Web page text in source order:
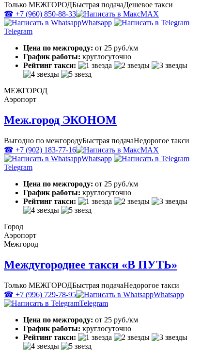
Только МЕЖГОРОДБыстрая подачаДешевое такси
☎ +7 (960) 850-88-33
MAX
Whatsapp
Telegram
Цена по межгороду: от 25 руб./км
График работы: круглосуточно
Рейтинг такси:
МЕЖГОРОД
Аэропорт
Меж.город ЭКОНОМ
Выгодно по межгородуБыстрая подачаНедорогое такси
☎ +7 (902) 183-77-16
MAX
Whatsapp
Telegram
Цена по межгороду: от 25 руб./км
График работы: круглосуточно
Рейтинг такси:
Город
Аэропорт
Межгород
Междугороднее такси «В ПУТЬ»
Только МЕЖГОРОДБыстрая подачаНедорогое такси
☎ +7 (996) 729-78-95
Whatsapp
Telegram
Цена по межгороду: от 25 руб./км
График работы: круглосуточно
Рейтинг такси: